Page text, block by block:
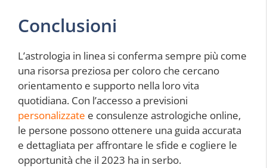
Conclusioni
L’astrologia in linea si conferma sempre più come
una risorsa preziosa per coloro che cercano
orientamento e supporto nella loro vita
quotidiana. Con l’accesso a previsioni
personalizzate e consulenze astrologiche online,
le persone possono ottenere una guida accurata
e dettagliata per affrontare le sfide e cogliere le
opportunità che il 2023 ha in serbo.